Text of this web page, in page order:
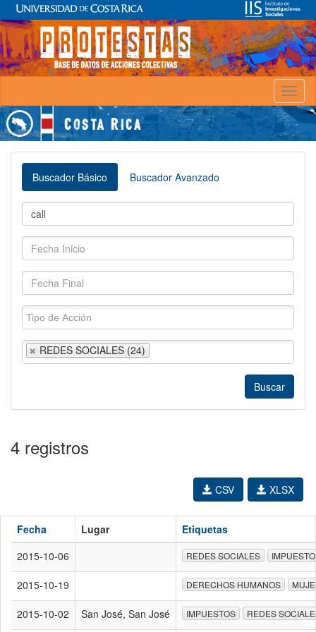
Buscador Básico Buscador Avanzado
REDES SOCIALES (24)
4 registros
XLSX
CSV
Fecha Lugar
Etiquetas
2015-10-06
REDES SOCIALES
2015-10-19 DERECHOS HUMANOS
2015-10-02 San José, San José IMPUESTOS REDES